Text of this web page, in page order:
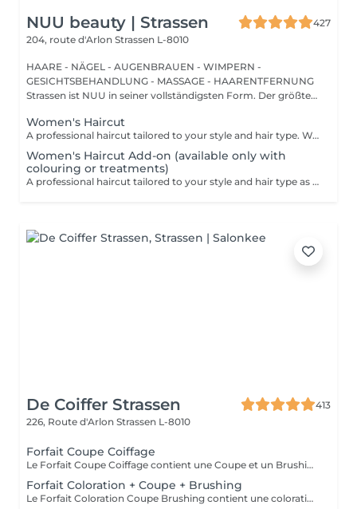
NUU beauty | Strassen
427
204, route d'Arlon Strassen L-8010
HAARE - NÄGEL - AUGENBRAUEN - WIMPERN -
GESICHTSBEHANDLUNG - MASSAGE - HAARENTFERNUNG
Strassen ist NUU in seiner vollständigsten Form. Der größte
Women's Haircut
A professional haircut tailored to your style and hair type. We begin with a short consultation to discuss your expectations, followed by a gentle wash while you relax lying comfortably in our Maletti chair, a precise cut, and a smooth blow-dry. We use Dyson Pro tools that protect your hair from excessive heat and deliver a sleek, polished finish. LaBiosthétique care and styling products provide holistic care for hair and scalp, combining scientific research with carefully selected natural ingredients. All brushes are sanitised with Sibel equipment, which effectively removes hair, product buildup, and impurities while reducing bacteria on the brush surface to maintain high hygiene standards for every client. For a more defined final look, styling can be added as an add-on. Simple, Moderate, Complex This grading reflects your hair's individual characteristics, such as texture, density, and length and is assessed by your hairdresser at the start of your visit. Not sure which to choose? We recommend booking Complex. The price will be adjusted after your consultation. Note: This is not related to the difficulty of haircuts or timing.
Women's Haircut Add-on (available only with
colouring or treatments)
A professional haircut tailored to your style and hair type as an add-on to colouring or treatments. We begin with a short consultation to discuss your expectations, followed by a gentle wash while you relax lying comfortably in our Maletti chair, a precise cut, and a smooth blow-dry. We use Dyson Pro tools that protect your hair from excessive heat and deliver a sleek, polished finish. LaBiosthétique care and styling products provide holistic care for hair and scalp, combining scientific research with carefully selected natural ingredients. All brushes are sanitised with Sibel equipment, which effectively removes hair, product buildup, and impurities while reducing bacteria on the brush surface to maintain high hygiene standards for every client. For a more defined final look, styling can be added as an add-on. Simple, Moderate, Complex This grading reflects your hair's individual characteristics, such as texture, density, and length and is assessed by your hairdresser at the start of your visit. Not sure which to choose? We recommend booking Complex. The price will be adjusted after your consultation. Note: This is not related to the difficulty of haircuts or timing.
De Coiffer Strassen
413
226, Route d'Arlon Strassen L-8010
Forfait Coupe Coiffage
Le Forfait Coupe Coiffage contient une Coupe et un Brushing. Dépendant de la longueur des cheveux, le prix peut varier. En cas de questions veuillez appeler au +352 26 31 07 11.
Forfait Coloration + Coupe + Brushing
Le Forfait Coloration Coupe Brushing contient une coloration des racines et une coupe. Dépendant de la quantité de couleur utilisée ou de la longueur des cheveux le prix peut varier. (Veuillez sélectionner le Forfait Balayage au cas où vous souhaitez avoir des mèches ou un Balayage.) En cas de questions veuillez appeler au +352 26 35 02 89